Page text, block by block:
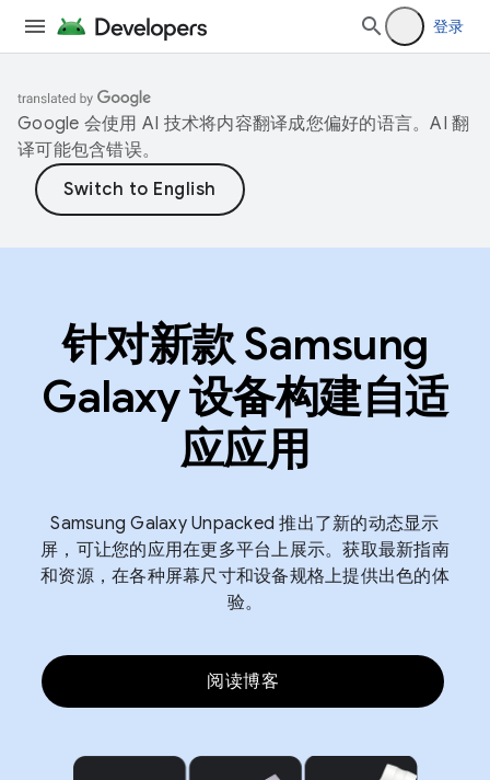
登录
Google 会使用 AI 技术将内容翻译成您偏好的语言。AI 翻
译可能包含错误。
针对新款 Samsung
Galaxy 设备构建自适
应应用
Samsung Galaxy Unpacked 推出了新的动态显示
屏，可让您的应用在更多平台上展示。获取最新指南
和资源，在各种屏幕尺寸和设备规格上提供出色的体
验。
阅读博客